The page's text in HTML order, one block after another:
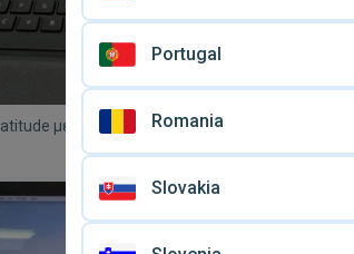
μεταχειρισμένο με
Intel Core i5, 16GB RAM
Apple
€ 550
Portugal
Romania
Slovakia